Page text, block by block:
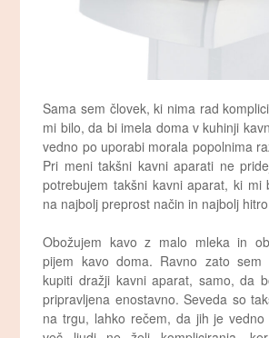
Sama sem človek, ki nima rad
mi bilo, da bi imela doma v kuhinji
vedno po uporabi morala popolnima
Pri meni takšni kavni aparati ne
potrebujem takšni kavni aparat, ki mi
na najbolj preprost način in najbolj
Obožujem kavo z malo mleka in
pijem kavo doma. Ravno zato sem
kupiti dražji kavni aparat, samo, da
pripravljena enostavno. Seveda so
na trgu, lahko rečem, da jih je vedno